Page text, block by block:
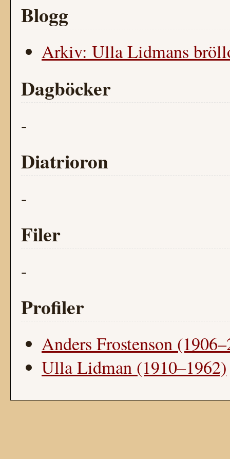
Blogg
Arkiv: Ulla Lidmans
Dagböcker
-
Diatrioron
-
Filer
-
Profiler
Anders Frostenson
Ulla Lidman (1910–1962)